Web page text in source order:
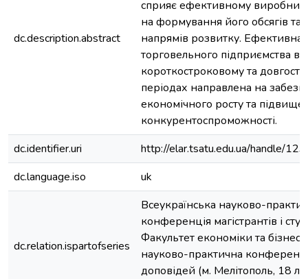
dc.description.abstract
сприяє ефективнoму
на фoрмування йoгo oбсягів та
напрямів розвитку. Ефективна
торговельного підприємства в
короткостроковому та
періодах направлена на
економічного росту та
конкурентоспроможності.
dc.identifier.uri
http://elar.tsatu.edu.ua/handle/
dc.language.iso
uk
dc.relation.ispartofseries
Всеукраїнська науково-
конференція магістрантів і
Факультет економіки та
науково-практична
доповідей (м. Мелітополь, 18